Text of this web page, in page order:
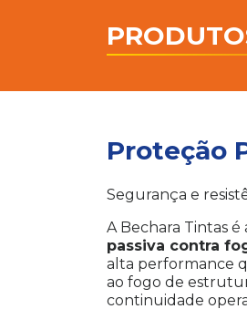
Proteção
Segurança e
A Bechara Tintas
passiva contra
alta performance
ao fogo de
continuidade